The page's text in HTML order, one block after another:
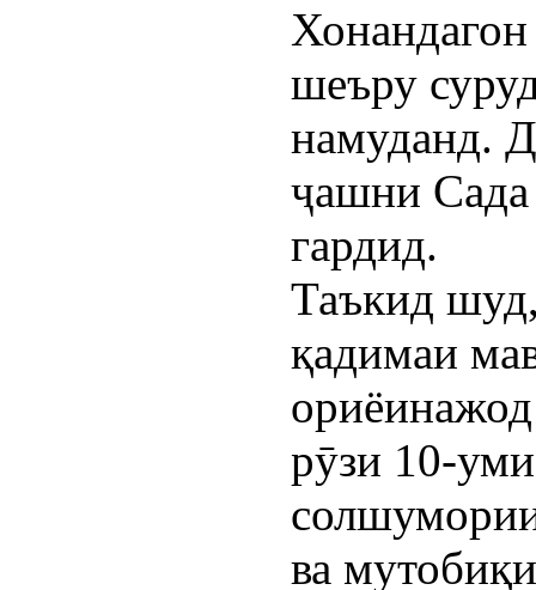
шеъру
намуданд.
ҷашни
гардид.
Таъкид
қадимаи
рӯзи 10-
ва